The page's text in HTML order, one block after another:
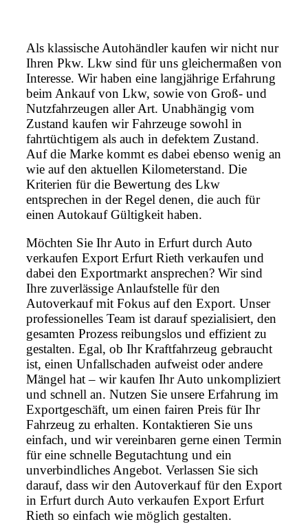
Als klassische Autohändler kaufen wir nicht nur
Ihren Pkw. Lkw sind für uns gleichermaßen von
Interesse. Wir haben eine langjährige Erfahrung
beim Ankauf von Lkw, sowie von Groß- und
Nutzfahrzeugen aller Art. Unabhängig vom
Zustand kaufen wir Fahrzeuge sowohl in
fahrtüchtigem als auch in defektem Zustand.
Auf die Marke kommt es dabei ebenso wenig an
wie auf den aktuellen Kilometerstand. Die
Kriterien für die Bewertung des Lkw
entsprechen in der Regel denen, die auch für
einen Autokauf Gültigkeit haben.
Möchten Sie Ihr Auto in Erfurt durch Auto
verkaufen Export Erfurt Rieth verkaufen und
dabei den Exportmarkt ansprechen? Wir sind
Ihre zuverlässige Anlaufstelle für den
Autoverkauf mit Fokus auf den Export. Unser
professionelles Team ist darauf spezialisiert, den
gesamten Prozess reibungslos und effizient zu
gestalten. Egal, ob Ihr Kraftfahrzeug gebraucht
ist, einen Unfallschaden aufweist oder andere
Mängel hat – wir kaufen Ihr Auto unkompliziert
und schnell an. Nutzen Sie unsere Erfahrung im
Exportgeschäft, um einen fairen Preis für Ihr
Fahrzeug zu erhalten. Kontaktieren Sie uns
einfach, und wir vereinbaren gerne einen Termin
für eine schnelle Begutachtung und ein
unverbindliches Angebot. Verlassen Sie sich
darauf, dass wir den Autoverkauf für den Export
in Erfurt durch Auto verkaufen Export Erfurt
Rieth so einfach wie möglich gestalten.